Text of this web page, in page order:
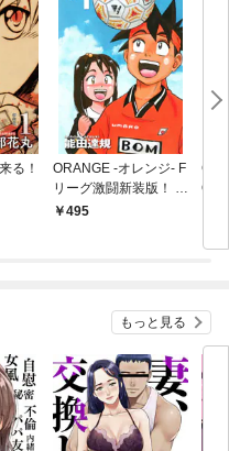
る！
ORANGE -オレンジ- F
リーグ激闘新装版！ 第
１巻495
もっと見る